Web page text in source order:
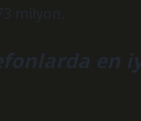
milyon.
en